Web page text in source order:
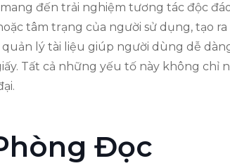
đến trải nghiệm tương tác độc
tâm trạng của người sử dụng, tạo
lý tài liệu giúp người dùng dễ
Tất cả những yếu tố này không chỉ
Đọc